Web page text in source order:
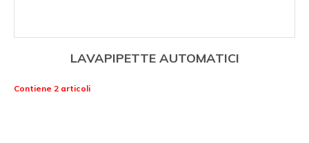
LAVAPIPETTE AUTOMATICI
Contiene 2 articoli